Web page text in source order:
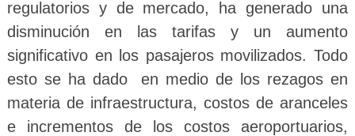
regulatorios y de mercado, ha generado una
disminución en las tarifas y un aumento
significativo en los pasajeros movilizados. Todo
esto se ha dado en medio de los rezagos en
materia de infraestructura, costos de aranceles
e incrementos de los costos aeroportuarios,